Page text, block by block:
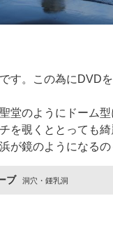
す。この為にDVD
堂のようにドーム
を覗くととっても
が鏡のようになるの
ブ 洞穴・鍾乳洞